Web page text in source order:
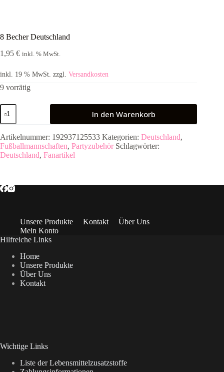
8 Becher Deutschland
1,95 € inkl. % MwSt.
inkl. 19 % MwSt. zzgl. Versandkosten
9 vorrätig
8
Becher
Deutschland
Menge
In den Warenkorb
Artikelnummer: 192937125533 Kategorien: Deutschland,
Fußballmannschaften, Partyzubehör Schlagwörter:
Deutschland, Fanartikel
Unsere Produkte Kontakt
Über Uns
Mein Konto
Hilfreiche Links
Home
Unsere Produkte
Über Uns
Kontakt
Wichtige Links
Liste der Lebensmittelzusatzstoffe